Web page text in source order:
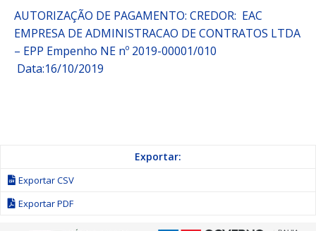
AUTORIZAÇÃO DE PAGAMENTO: CREDOR: EAC
EMPRESA DE ADMINISTRACAO DE CONTRATOS LTDA
– EPP Empenho NE nº 2019-00001/010
Data:16/10/2019
Exportar:
Exportar CSV
Exportar PDF